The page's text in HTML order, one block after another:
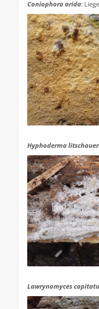
Coniophora arida:
Hyphoderma
Lawrynomyces